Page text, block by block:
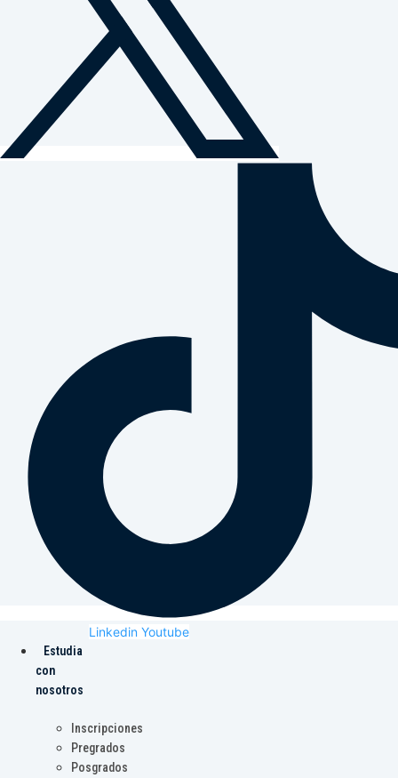
Linkedin Youtube
Estudia
con
nosotros
Inscripciones
Pregrados
Posgrados